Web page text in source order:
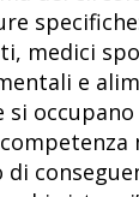
medici
e